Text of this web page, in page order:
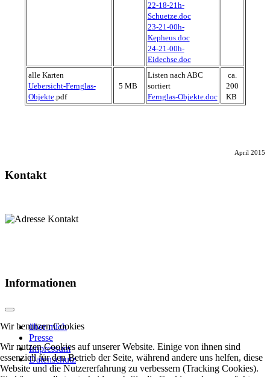
22-18-21h-
Schuetze.doc
23-21-00h-
Kepheus.doc
24-21-00h-
Eidechse.doc
alle Karten
Uebersicht-Fernglas-
Objekte.pdf
5 MB
Listen nach ABC
sortiert
Fernglas-Objekte.doc
ca.
200
KB
April 2015
Kontakt
Informationen
über mich
Presse
Impressum
Datenschutz
Wir benutzen Cookies
Wir nutzen Cookies auf unserer Website. Einige von ihnen sind
essenziell für den Betrieb der Seite, während andere uns helfen, diese
Website und die Nutzererfahrung zu verbessern (Tracking Cookies).